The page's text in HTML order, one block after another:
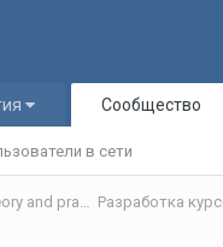
Сообщество
в сети
Теория и практика обучения английскому языку/Teaching English - theory and practice Разработка